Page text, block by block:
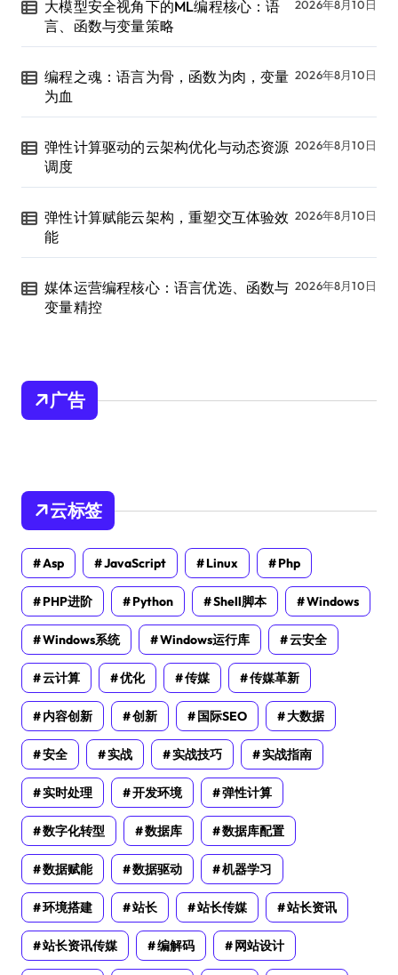
大模型安全视角下的ML编程核心：语
言、函数与变量策略
2026年8月10日
编程之魂：语言为骨，函数为肉，变量
为血
2026年8月10日
弹性计算驱动的云架构优化与动态资源
调度
2026年8月10日
弹性计算赋能云架构，重塑交互体验效
能
2026年8月10日
媒体运营编程核心：语言优选、函数与
变量精控
2026年8月10日
广告
云标签
Asp JavaScript Linux Php
PHP进阶 Python Shell脚本 Windows
Windows系统 Windows运行库 云安全
云计算 优化 传媒 传媒革新
内容创新 创新 国际SEO 大数据
安全 实战 实战技巧 实战指南
实时处理 开发环境 弹性计算
数字化转型 数据库 数据库配置
数据赋能 数据驱动 机器学习
环境搭建 站长 站长传媒 站长资讯
站长资讯传媒 编解码 网站设计